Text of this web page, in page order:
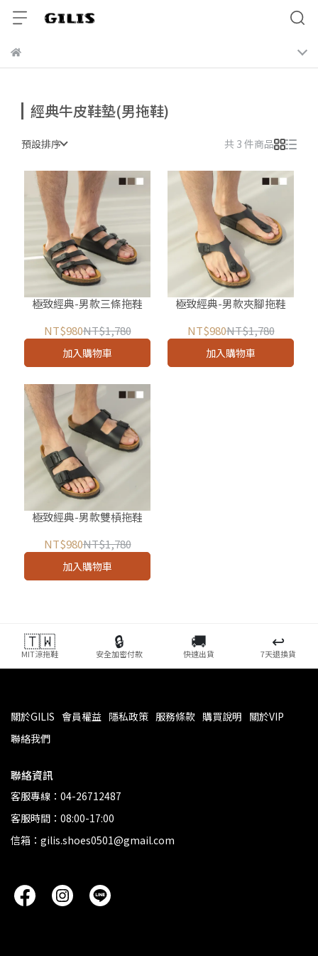
經典牛皮鞋墊(男拖鞋)
預設排序 共 3 件商品
極致經典-男款三條拖鞋
NT$980NT$1,780
加入購物車
極致經典-男款夾腳拖鞋
NT$980NT$1,780
加入購物車
極致經典-男款雙槓拖鞋
NT$980NT$1,780
加入購物車
🇹🇼
MIT涼拖鞋
🔒
安全加密付款
🚚
快速出貨
↩️
7天退換貨
關於GILIS 會員權益 隱私政策 服務條款 購買說明 關於VIP
聯絡我們
聯絡資訊
客服專線：04-26712487
客服時間：08:00-17:00
信箱：gilis.shoes0501@gmail.com